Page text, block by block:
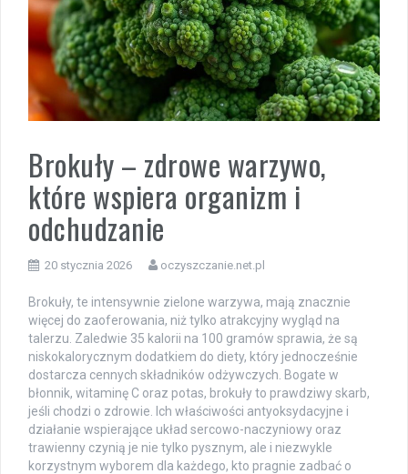
Brokuły – zdrowe warzywo,
które wspiera organizm i
odchudzanie
20 stycznia 2026 oczyszczanie.net.pl
Brokuły, te intensywnie zielone warzywa, mają znacznie
więcej do zaoferowania, niż tylko atrakcyjny wygląd na
talerzu. Zaledwie 35 kalorii na 100 gramów sprawia, że są
niskokalorycznym dodatkiem do diety, który jednocześnie
dostarcza cennych składników odżywczych. Bogate w
błonnik, witaminę C oraz potas, brokuły to prawdziwy skarb,
jeśli chodzi o zdrowie. Ich właściwości antyoksydacyjne i
działanie wspierające układ sercowo-naczyniowy oraz
trawienny czynią je nie tylko pysznym, ale i niezwykle
korzystnym wyborem dla każdego, kto pragnie zadbać o